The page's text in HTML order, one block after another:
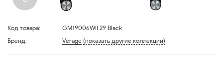
Код товара:
GM19006WII 29 Black
Бренд:
Verage (показать другие коллекции)